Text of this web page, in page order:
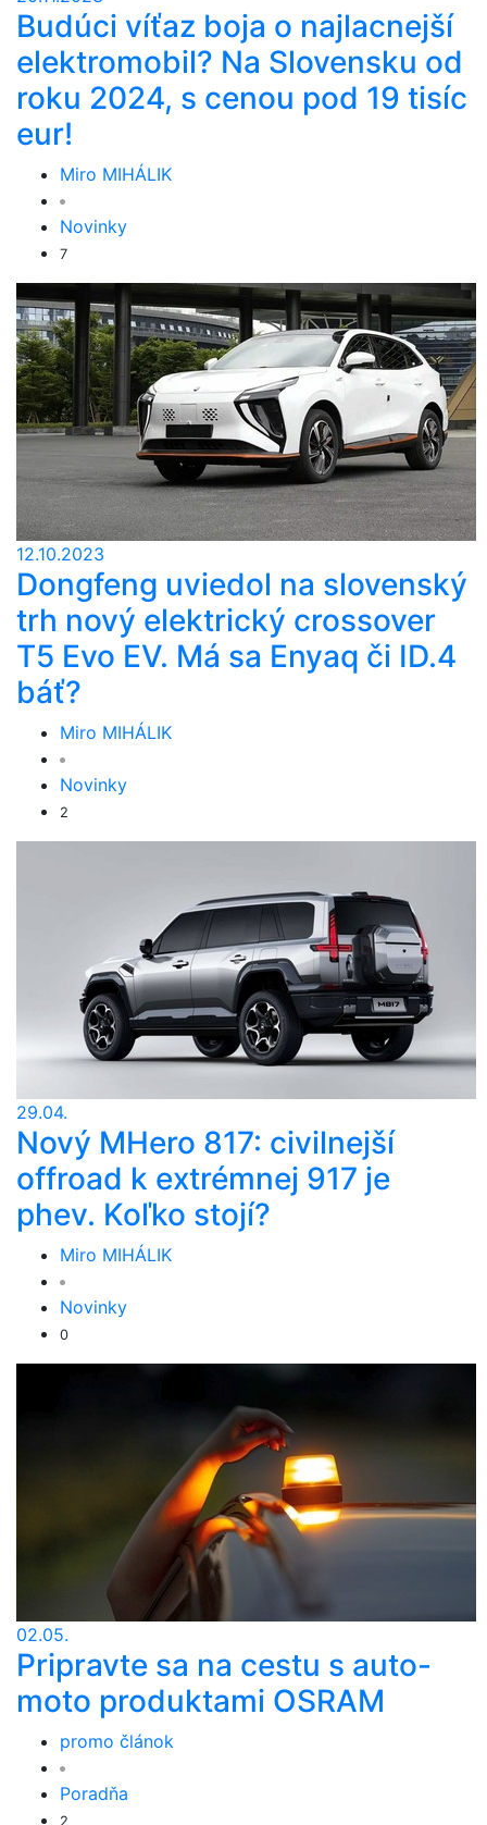
Budúci víťaz boja o najlacnejší
elektromobil? Na Slovensku od
roku 2024, s cenou pod 19 tisíc
eur!
Miro MIHÁLIK
Novinky
7
12.10.2023
Dongfeng uviedol na slovenský
trh nový elektrický crossover
T5 Evo EV. Má sa Enyaq či ID.4
báť?
Miro MIHÁLIK
Novinky
2
29.04.
Nový MHero 817: civilnejší
offroad k extrémnej 917 je
phev. Koľko stojí?
Miro MIHÁLIK
Novinky
0
02.05.
Pripravte sa na cestu s auto-
moto produktami OSRAM
promo článok
Poradňa
2